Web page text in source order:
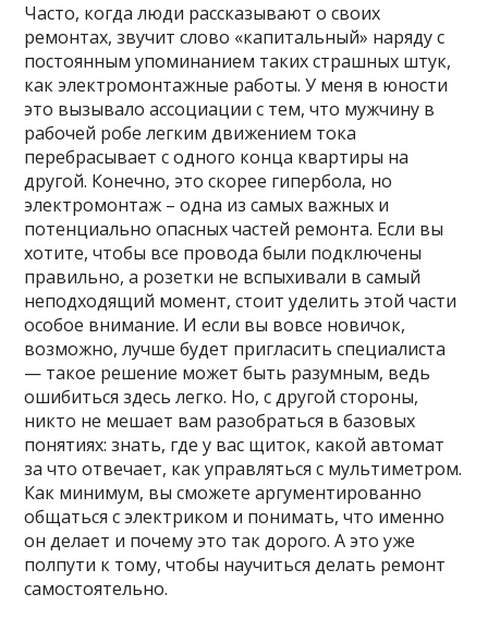
Часто, когда люди рассказывают о своих
ремонтах, звучит слово «капитальный» наряду с
постоянным упоминанием таких страшных штук,
как электромонтажные работы. У меня в юности
это вызывало ассоциации с тем, что мужчину в
рабочей робе легким движением тока
перебрасывает с одного конца квартиры на
другой. Конечно, это скорее гипербола, но
электромонтаж – одна из самых важных и
потенциально опасных частей ремонта. Если вы
хотите, чтобы все провода были подключены
правильно, а розетки не вспыхивали в самый
неподходящий момент, стоит уделить этой части
особое внимание. И если вы вовсе новичок,
возможно, лучше будет пригласить специалиста
— такое решение может быть разумным, ведь
ошибиться здесь легко. Но, с другой стороны,
никто не мешает вам разобраться в базовых
понятиях: знать, где у вас щиток, какой автомат
за что отвечает, как управляться с мультиметром.
Как минимум, вы сможете аргументированно
общаться с электриком и понимать, что именно
он делает и почему это так дорого. А это уже
полпути к тому, чтобы научиться делать ремонт
самостоятельно.